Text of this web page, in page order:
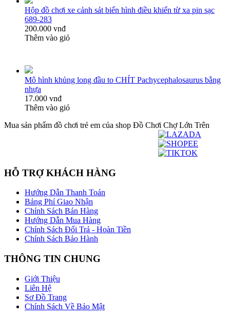
Hộp đồ chơi xe cảnh sát biến hình điều khiển từ xa pin sạc
689-283
200.000 vnđ
Thêm vào giỏ
Mô hình khủng long đầu to CHÍT Pachycephalosaurus bằng
nhựa
17.000 vnđ
Thêm vào giỏ
Mua sản phẩm đồ chơi trẻ em của shop Đồ Chơi Chợ Lớn Trên
HỖ TRỢ KHÁCH HÀNG
Hướng Dẫn Thanh Toán
Bảng Phí Giao Nhận
Chính Sách Bán Hàng
Hướng Dẫn Mua Hàng
Chính Sách Đổi Trả - Hoàn Tiền
Chính Sách Bảo Hành
THÔNG TIN CHUNG
Giới Thiệu
Liên Hệ
Sơ Đồ Trang
Chính Sách Về Bảo Mật